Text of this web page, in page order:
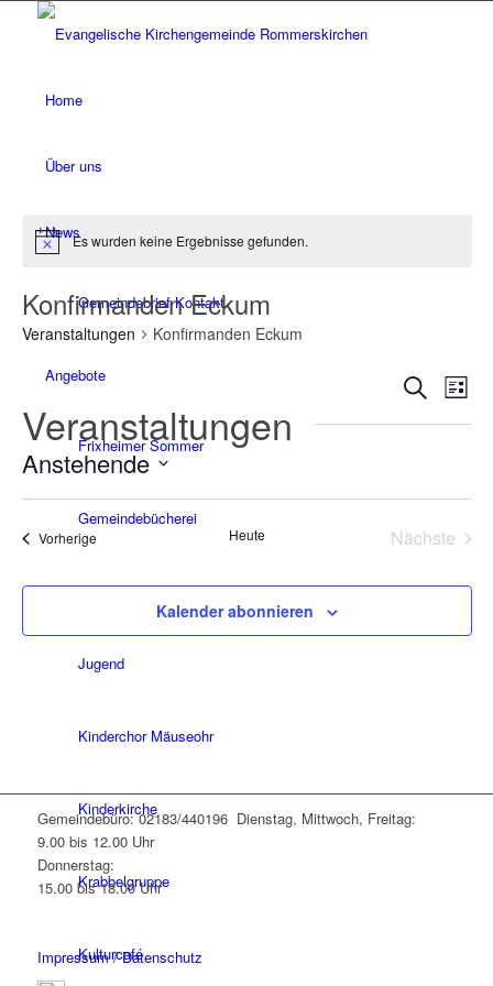
Home
Über uns
News
Gemeindebrief Kontakt
Angebote
Frixheimer Sommer
Gemeindebücherei
Chor Roki-Voices
Jugend
Kinderchor Mäuseohr
Kinderkirche
Krabbelgruppe
Kulturcafé
HinweisEs wurden keine Ergebnisse gefunden.
Konfirmanden Eckum
Veranstaltungen Konfirmanden Eckum
Suche
SucheListe
Veranstaltungen
Anstehende
VorherigeVeranstaltungen Heute
Nächste
Kalender abonnieren
Gemeindebüro: 02183/440196 Dienstag, Mittwoch, Freitag:
9.00 bis 12.00 Uhr
Donnerstag:
15.00 bis 18.00 Uhr
Impressum / Datenschutz